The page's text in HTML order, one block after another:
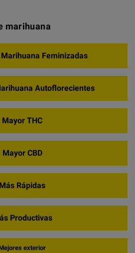
marihuana
Feminizadas
Autoflorecientes
Mayor THC
Mayor CBD
Más Rápidas
Productivas
exterior